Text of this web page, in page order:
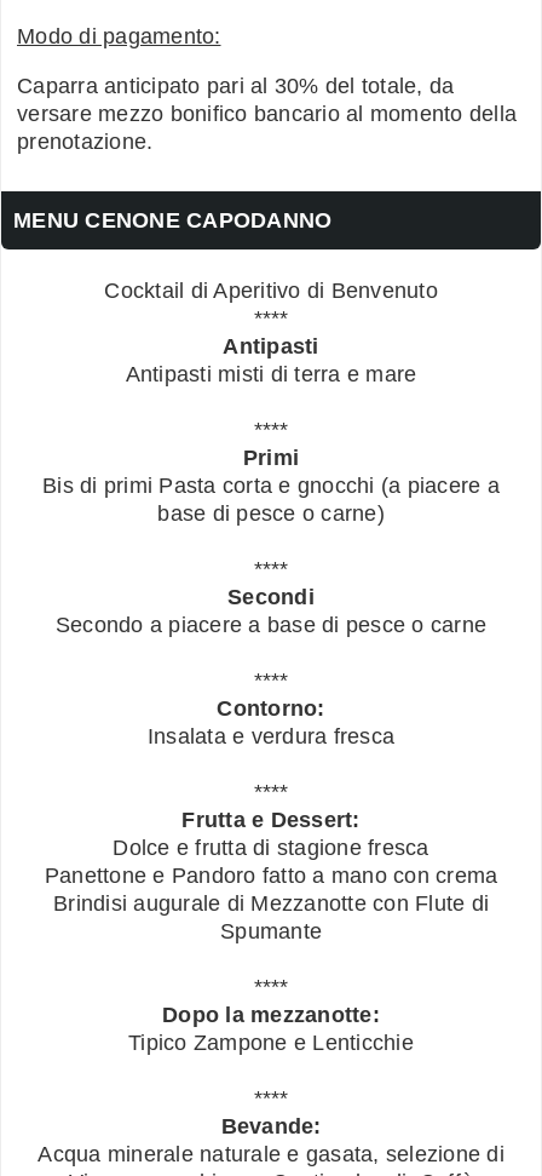
Modo di pagamento:
Caparra anticipato pari al 30% del totale, da
versare mezzo bonifico bancario al momento della
prenotazione.
MENU CENONE CAPODANNO
Cocktail di Aperitivo di Benvenuto
****
Antipasti
Antipasti misti di terra e mare
****
Primi
Bis di primi Pasta corta e gnocchi (a piacere a
base di pesce o carne)
****
Secondi
Secondo a piacere a base di pesce o carne
****
Contorno:
Insalata e verdura fresca
****
Frutta e Dessert:
Dolce e frutta di stagione fresca
Panettone e Pandoro fatto a mano con crema
Brindisi augurale di Mezzanotte con Flute di
Spumante
****
Dopo la mezzanotte:
Tipico Zampone e Lenticchie
****
Bevande:
Acqua minerale naturale e gasata, selezione di